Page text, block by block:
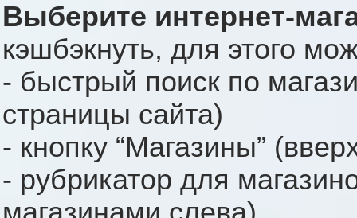
Выберите интернет-
кэшбэкнуть, для этого
- быстрый поиск по
страницы сайта)
- кнопку “Магазины”
- рубрикатор для